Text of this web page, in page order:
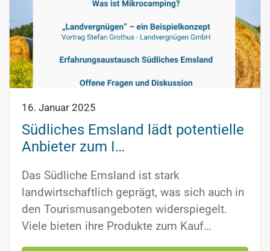
16. Januar 2025
Südliches Emsland lädt potentielle
Anbieter zum I…
Das Südliche Emsland ist stark
landwirtschaftlich geprägt, was sich auch in
den Tourismusangeboten widerspiegelt.
Viele bieten ihre Produkte zum Kauf…